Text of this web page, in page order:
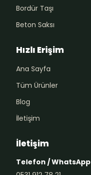
Bordür Taşı
Beton Saksı
Hızlı Erişim
Ana Sayfa
Tüm Ürünler
Blog
İletişim
İletişim
Telefon / WhatsApp